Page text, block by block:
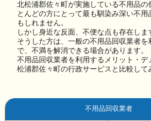
北松浦郡佐々町が実施している不用品の
とんどの方にとって最も馴染み深い不用
もしれません。
しかし身近な反面、不便な点も存在しま
そうした方は、一般の不用品回収業者を
で、不満を解消できる場合があります。
不用品回収業者を利用するメリット・デ
松浦郡佐々町の行政サービスと比較して
不用品回収業者